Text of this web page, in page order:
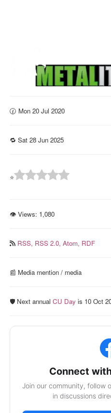
🕜 Mon 20 Jul 2020
🔁 Sat 28 Jun 2025
⭐
👁 Views: 1,080
RSS, RSS 2.0, Atom, RDF
📰️ Media mention / media
🛡️ Next annual CU Day is 10 Oct
Connect
Join our community, follow
in discussions